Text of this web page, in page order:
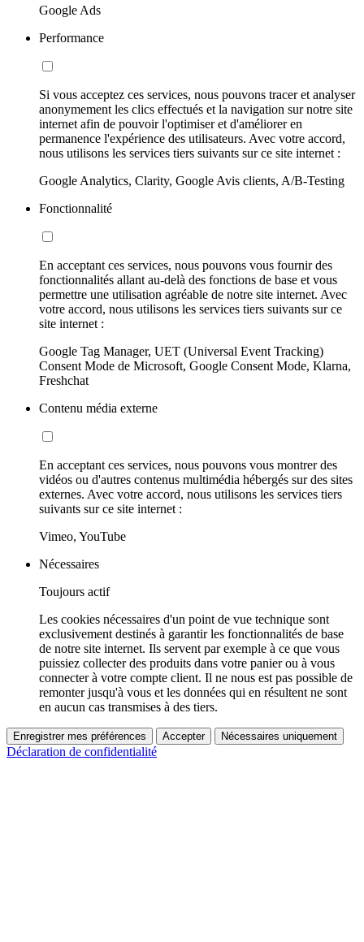
Google Ads
Performance
Si vous acceptez ces services, nous pouvons tracer et analyser
anonymement les clics effectués et la navigation sur notre site
internet afin de pouvoir l'optimiser et d'améliorer en
permanence l'expérience des utilisateurs. Avec votre accord,
nous utilisons les services tiers suivants sur ce site internet :
Google Analytics, Clarity, Google Avis clients, A/B-Testing
Fonctionnalité
En acceptant ces services, nous pouvons vous fournir des
fonctionnalités allant au-delà des fonctions de base et vous
permettre une utilisation agréable de notre site internet. Avec
votre accord, nous utilisons les services tiers suivants sur ce
site internet :
Google Tag Manager, UET (Universal Event Tracking)
Consent Mode de Microsoft, Google Consent Mode, Klarna,
Freshchat
Contenu média externe
En acceptant ces services, nous pouvons vous montrer des
vidéos ou d'autres contenus multimédia hébergés sur des sites
externes. Avec votre accord, nous utilisons les services tiers
suivants sur ce site internet :
Vimeo, YouTube
Nécessaires
Toujours actif
Les cookies nécessaires d'un point de vue technique sont
exclusivement destinés à garantir les fonctionnalités de base
de notre site internet. Ils servent par exemple à ce que vous
puissiez collecter des produits dans votre panier ou à vous
connecter à votre compte client. Il ne nous est pas possible de
remonter jusqu'à vous et les données qui en résultent ne sont
en aucun cas transmises à des tiers.
Enregistrer mes préférences Accepter Nécessaires uniquement
Déclaration de confidentialité